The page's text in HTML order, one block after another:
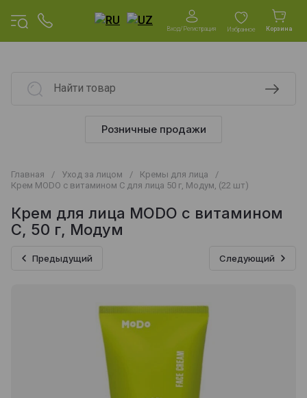
Вход/Регистрация Избранное Корзина
Розничные продажи
Главная / Уход за лицом / Кремы для лица
/
Крем MODO с витамином С для лица 50 г, Модум, (22 шт)
Крем для лица MODO с витамином
С, 50 г, Модум
Предыдущий Следующий